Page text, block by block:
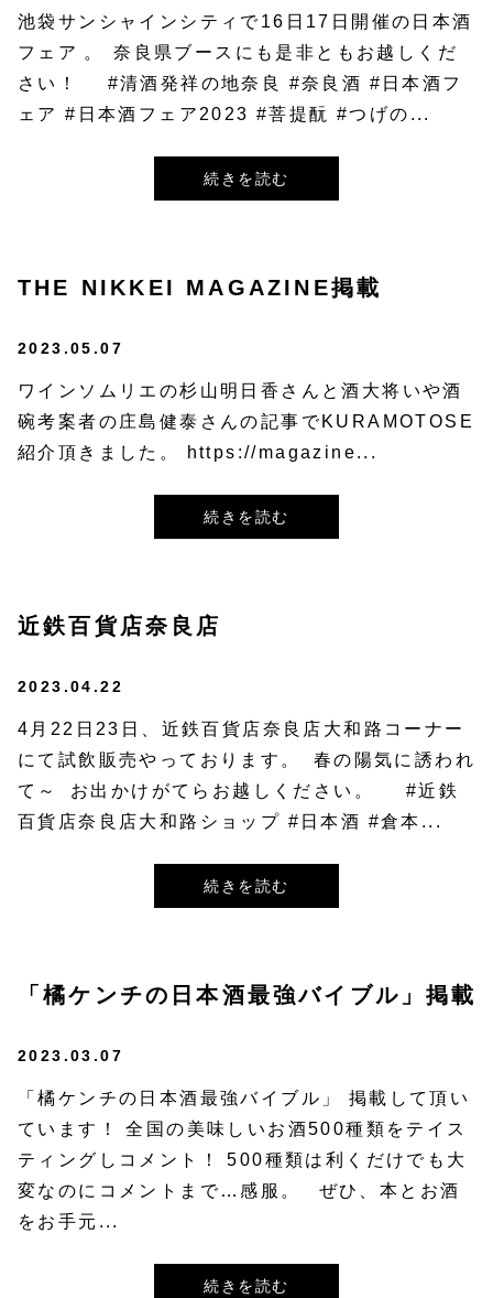
池袋サンシャインシティで16日17日開催の日本酒
フェア⁡⁡。 ⁡奈良県ブースにも是非ともお越しくだ
さい！⁡ ⁡ ⁡ #清酒発祥の地奈良 #奈良酒 #日本酒フ
ェア #日本酒フェア2023 #菩提酛 #つげの...
続きを読む
THE NIKKEI MAGAZINE掲載
2023.05.07
ワインソムリエの杉山明日香さんと酒大将いや酒
碗考案者の庄島健泰さんの記事でKURAMOTOSE
紹介頂きました。 https://magazine...
続きを読む
近鉄百貨店奈良店
2023.04.22
4月22日23日、近鉄百貨店奈良店大和路コーナー
にて試飲販売やっております。⁡ ⁡春の陽気に誘われ
て～⁡ ⁡お出かけがてらお越しください。⁡ ⁡⁡ ⁡ #近鉄
百貨店奈良店大和路ショップ #日本酒 #倉本...
続きを読む
「橘ケンチの日本酒最強バイブル」掲載
2023.03.07
「橘ケンチの日本酒最強バイブル」 掲載して頂い
ています！ 全国の美味しいお酒500種類をテイス
ティングしコメント！ 500種類は利くだけでも大
変なのにコメントまで…感服。⁡⁡ ⁡⁡ぜひ、本とお酒
をお手元...
続きを読む